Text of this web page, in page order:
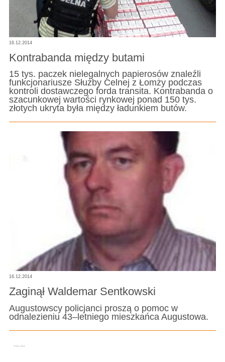
16.12.2014
Kontrabanda między butami
15 tys. paczek nielegalnych papierosów znaleźli
funkcjonariusze Służby Celnej z Łomży podczas
kontroli dostawczego forda transita. Kontrabanda o
szacunkowej wartości rynkowej ponad 150 tys.
złotych ukryta była między ładunkiem butów.
16.12.2014
Zaginął Waldemar Sentkowski
Augustowscy policjanci proszą o pomoc w
odnalezieniu 43–letniego mieszkańca Augustowa.